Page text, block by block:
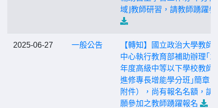
域⌋教師研習，請教師踴躍
2025-06-27 一般公告
【轉知】國立政治大學教師
中心執行教育部補助辦理｢
年度高級中等以下學校教師
進修專長增能學分班｣簡章
附件），尚有報名名額，請
願參加之教師踴躍報名